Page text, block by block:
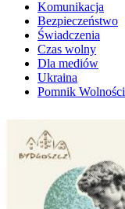
Komunikacja
Bezpieczeństwo
Świadczenia
Czas wolny
Dla mediów
Ukraina
Pomnik Wolności